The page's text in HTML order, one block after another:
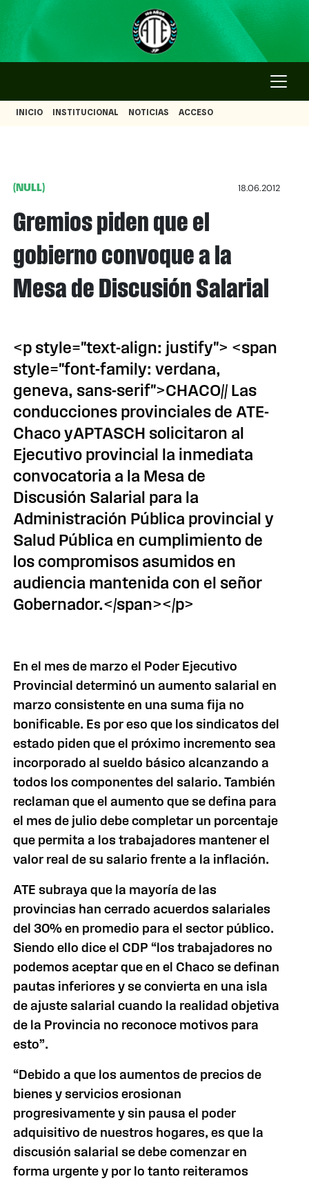
INICIO INSTITUCIONAL NOTICIAS ACCESO
(NULL) 18.06.2012
Gremios piden que el
gobierno convoque a la
Mesa de Discusión Salarial
<p style="text-align: justify"> <span
style="font-family: verdana,
geneva, sans-serif">CHACO// Las
conducciones provinciales de ATE-
Chaco yAPTASCH solicitaron al
Ejecutivo provincial la inmediata
convocatoria a la Mesa de
Discusión Salarial para la
Administración Pública provincial y
Salud Pública en cumplimiento de
los compromisos asumidos en
audiencia mantenida con el señor
Gobernador.</span></p>
En el mes de marzo el Poder Ejecutivo
Provincial determinó un aumento salarial en
marzo consistente en una suma fija no
bonificable. Es por eso que los sindicatos del
estado piden que el próximo incremento sea
incorporado al sueldo básico alcanzando a
todos los componentes del salario. También
reclaman que el aumento que se defina para
el mes de julio debe completar un porcentaje
que permita a los trabajadores mantener el
valor real de su salario frente a la inflación.
ATE subraya que la mayoría de las
provincias han cerrado acuerdos salariales
del 30% en promedio para el sector público.
Siendo ello dice el CDP “los trabajadores no
podemos aceptar que en el Chaco se definan
pautas inferiores y se convierta en una isla
de ajuste salarial cuando la realidad objetiva
de la Provincia no reconoce motivos para
esto”.
“Debido a que los aumentos de precios de
bienes y servicios erosionan
progresivamente y sin pausa el poder
adquisitivo de nuestros hogares, es que la
discusión salarial se debe comenzar en
forma urgente y por lo tanto reiteramos